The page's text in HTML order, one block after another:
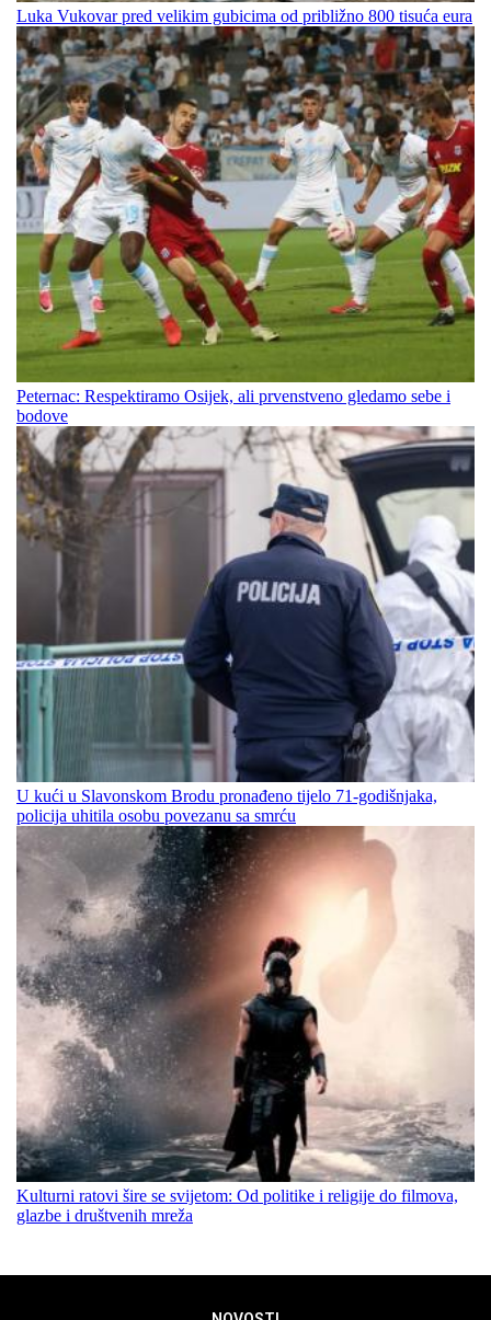
Luka Vukovar pred velikim gubicima od približno 800 tisuća eura
Peternac: Respektiramo Osijek, ali prvenstveno gledamo sebe i
bodove
U kući u Slavonskom Brodu pronađeno tijelo 71-godišnjaka,
policija uhitila osobu povezanu sa smrću
Kulturni ratovi šire se svijetom: Od politike i religije do filmova,
glazbe i društvenih mreža